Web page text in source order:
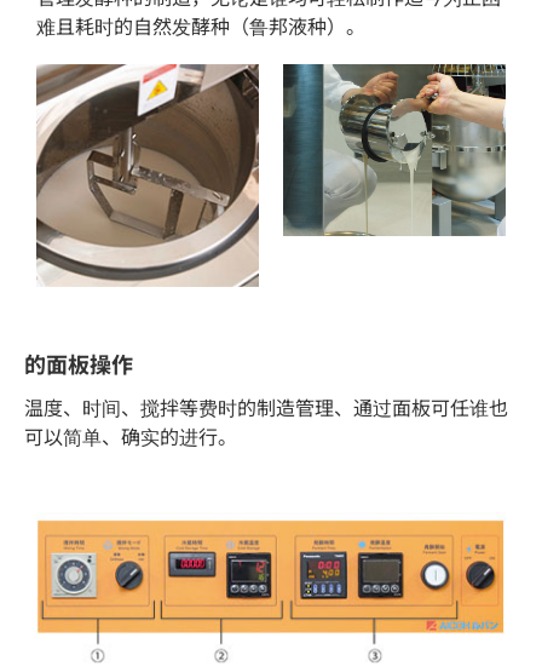
难且耗时的自然发酵种（鲁邦液种）。
的面板操作
温度、时间、搅拌等费时的制造管理、通过面板可任谁也
可以简单、确实的进行。